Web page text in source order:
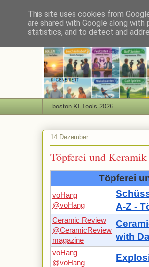
besten KI Tools 2026
14 Dezember
Töpferei und
Töpferei
voHang
@voHang
A-Z -
Ceramic Review
@CeramicReview
magazine
with
voHang
@voHang
This site uses cookies from
are shared with Google along
statistics, and to detect and